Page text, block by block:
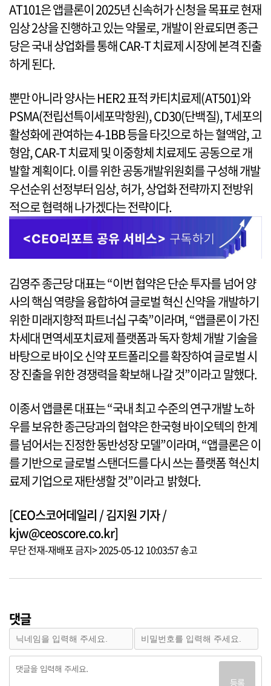
AT101은 앱클론이 2025년 신속허가 신청을 목표로 현재
임상 2상을 진행하고 있는 약물로, 개발이 완료되면 종근
당은 국내 상업화를 통해 CAR-T 치료제 시장에 본격 진출
하게 된다.
뿐만 아니라 양사는 HER2 표적 카티치료제(AT501)와
PSMA(전립선특이세포막항원), CD30(단백질), T세포의
활성화에 관여하는 4-1BB 등을 타깃으로 하는 혈액암, 고
형암, CAR-T 치료제 및 이중항체 치료제도 공동으로 개
발할 계획이다. 이를 위한 공동개발위원회를 구성해 개발
우선순위 선정부터 임상, 허가, 상업화 전략까지 전방위
적으로 협력해 나가겠다는 전략이다.
김영주 종근당 대표는 “이번 협약은 단순 투자를 넘어 양
사의 핵심 역량을 융합하여 글로벌 혁신 신약을 개발하기
위한 미래지향적 파트너십 구축”이라며, “앱클론이 가진
차세대 면역세포치료제 플랫폼과 독자 항체 개발 기술을
바탕으로 바이오 신약 포트폴리오를 확장하여 글로벌 시
장 진출을 위한 경쟁력을 확보해 나갈 것”이라고 말했다.
이종서 앱클론 대표는 “국내 최고 수준의 연구개발 노하
우를 보유한 종근당과의 협약은 한국형 바이오텍의 한계
를 넘어서는 진정한 동반성장 모델”이라며, “앱클론은 이
를 기반으로 글로벌 스탠더드를 다시 쓰는 플랫폼 혁신치
료제 기업으로 재탄생할 것”이라고 밝혔다.
[CEO스코어데일리 / 김지원 기자 /
kjw@ceoscore.co.kr]
무단 전재-재배포 금지> 2025-05-12 10:03:57 송고
댓글
등록